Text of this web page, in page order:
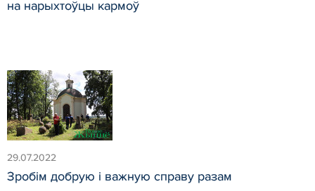
на нарыхтоўцы кармоў
29.07.2022
Зробім добрую і важную справу разам